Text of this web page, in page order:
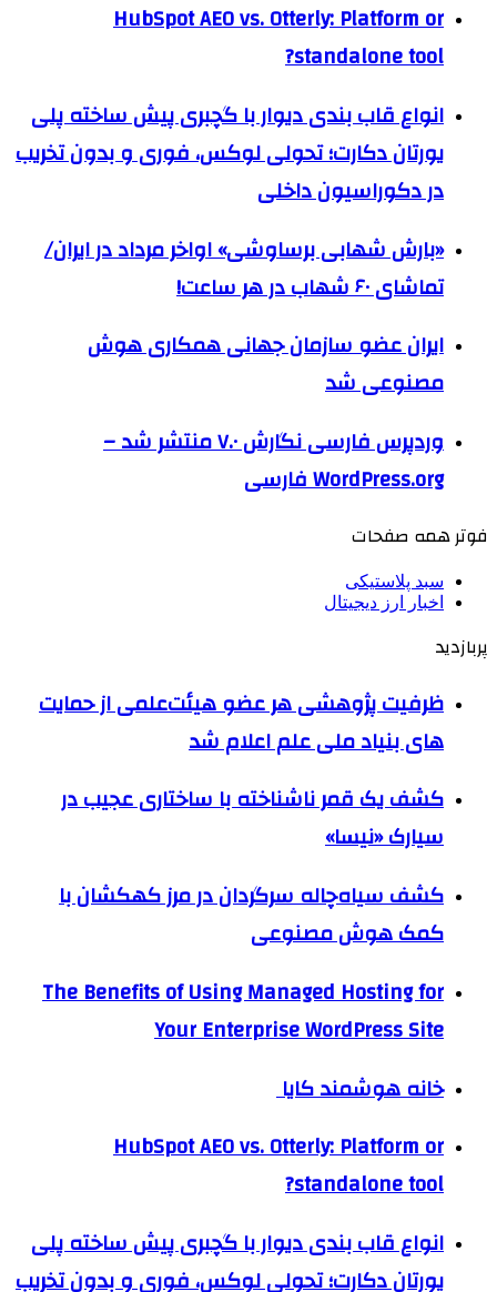
HubSpot AEO vs. Otterly: Platform or
standalone tool?
انواع قاب بندی دیوار با گچبری پیش ساخته پلی
یورتان دکارت؛ تحولی لوکس، فوری و بدون تخریب
در دکوراسیون داخلی
«بارش شهابی برساوشی» اواخر مرداد در ایران/
تماشای ۶۰ شهاب در هر ساعت!
ایران عضو سازمان جهانی همکاری هوش
مصنوعی شد
وردپرس فارسی نگارش ۷.۰ منتشر شد –
WordPress.org فارسی
فوتر همه صفحات
سبد پلاستیکی
اخبار ارز دیجیتال
پربازدید
ظرفیت پژوهشی هر عضو هیئت‌علمی از حمایت
های بنیاد ملی علم اعلام شد
کشف یک قمر ناشناخته با ساختاری عجیب در
سیارک «نیسا»
کشف سیاه‌چاله سرگردان در مرز کهکشان با
کمک هوش مصنوعی
The Benefits of Using Managed Hosting for
Your Enterprise WordPress Site
خانه هوشمند کایا
HubSpot AEO vs. Otterly: Platform or
standalone tool?
انواع قاب بندی دیوار با گچبری پیش ساخته پلی
یورتان دکارت؛ تحولی لوکس، فوری و بدون تخریب